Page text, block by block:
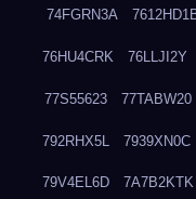
74FGRN3A
76HU4CRK 76LLJI2Y
77S55623 77TABW20
792RHX5L 7939XN0C
79V4EL6D 7A7B2KTK